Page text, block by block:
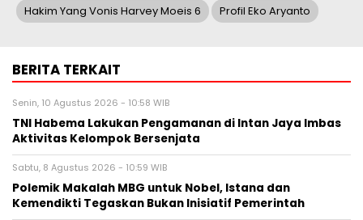
Hakim Yang Vonis Harvey Moeis 6 Profil Eko Aryanto
BERITA TERKAIT
Senin, 10 Agustus 2026 - 10:58 WIB
TNI Habema Lakukan Pengamanan di Intan Jaya Imbas
Aktivitas Kelompok Bersenjata
Sabtu, 8 Agustus 2026 - 10:59 WIB
Polemik Makalah MBG untuk Nobel, Istana dan
Kemendikti Tegaskan Bukan Inisiatif Pemerintah